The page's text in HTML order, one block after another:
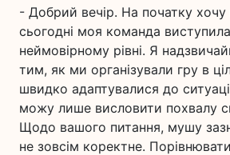
- Добрий вечір. На початку хочу
сьогодні моя команда
неймовірному рівні. Я
тим, як ми організували гру в
швидко адаптувалися до
можу лише висловити похвалу
Щодо вашого питання, мушу
не зовсім коректне.